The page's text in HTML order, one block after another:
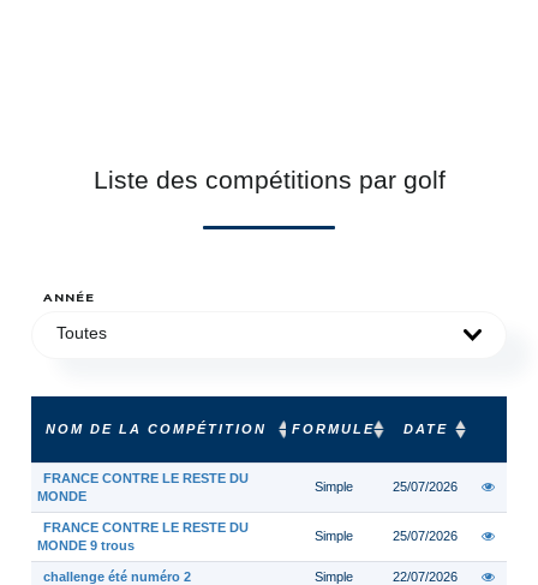
Liste des compétitions par golf
ANNÉE
Toutes
NOM DE LA COMPÉTITION FORMULE DATE
FRANCE CONTRE LE RESTE DU
MONDE
Simple 25/07/2026
FRANCE CONTRE LE RESTE DU
MONDE 9 trous
Simple 25/07/2026
challenge été numéro 2 Simple 22/07/2026